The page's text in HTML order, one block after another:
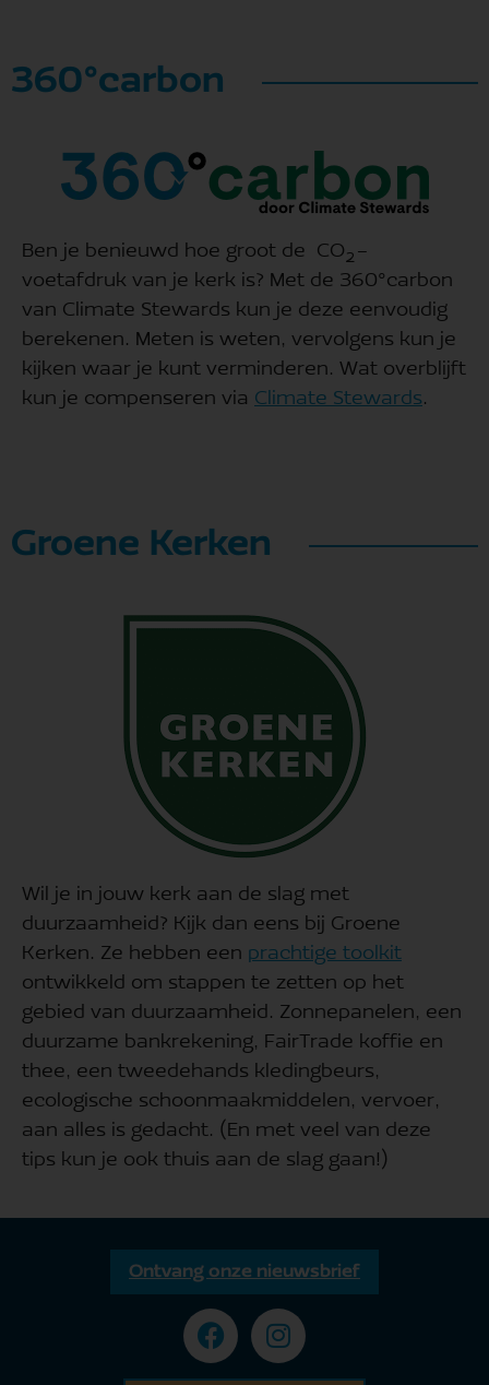
360°carbon
Ben je benieuwd hoe groot de CO₂-
voetafdruk van je kerk is? Met de 360°carbon
van Climate Stewards kun je deze eenvoudig
berekenen. Meten is weten, vervolgens kun je
kijken waar je kunt verminderen. Wat overblijft
kun je compenseren via Climate Stewards.
Groene Kerken
Wil je in jouw kerk aan de slag met
duurzaamheid? Kijk dan eens bij Groene
Kerken. Ze hebben een prachtige toolkit
ontwikkeld om stappen te zetten op het
gebied van duurzaamheid. Zonnepanelen, een
duurzame bankrekening, FairTrade koffie en
thee, een tweedehands kledingbeurs,
ecologische schoonmaakmiddelen, vervoer,
aan alles is gedacht. (En met veel van deze
tips kun je ook thuis aan de slag gaan!)
Ontvang onze nieuwsbrief